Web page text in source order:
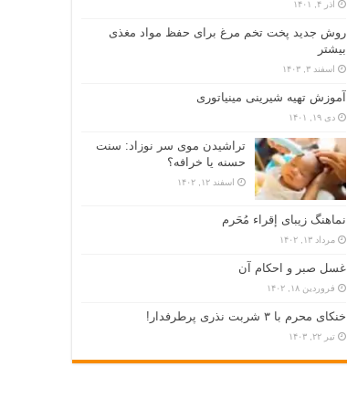
آذر ۴, ۱۴۰۱
روش جدید پخت تخم مرغ برای حفظ مواد مغذی
بیشتر
اسفند ۳, ۱۴۰۳
آموزش تهیه شیرینی مینیاتوری
دی ۱۹, ۱۴۰۱
تراشیدن موی سر نوزاد: سنت
حسنه یا خرافه؟
اسفند ۱۲, ۱۴۰۲
نماهنگ زیبای إقراء مُحَرم
مرداد ۱۳, ۱۴۰۲
غسل صبر و احکام آن
فروردین ۱۸, ۱۴۰۲
خنکای محرم با ۳ شربت نذری پرطرفدار!
تیر ۲۲, ۱۴۰۳